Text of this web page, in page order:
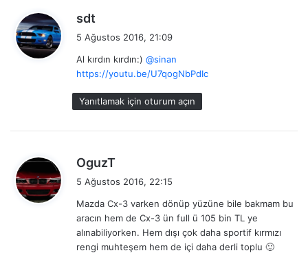
sdt
i
k
i
:
5 Ağustos 2016, 21:09
Al kırdın kırdın:) @sinan
https://youtu.be/U7qogNbPdIc
Yanıtlamak için oturum açın
OguzT
i
k
i
5 Ağustos 2016, 22:15
Mazda Cx-3 varken dönüp yüzüne bile bakmam bu
aracın hem de Cx-3 ün full ü 105 bin TL ye
alınabiliyorken. Hem dışı çok daha sportif kırmızı
rengi muhteşem hem de içi daha derli toplu 🙂